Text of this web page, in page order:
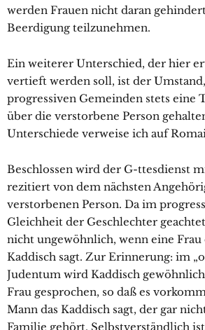
werden Frauen nicht daran
Beerdigung teilzunehmen.
Ein weiterer Unterschied, der hier
vertieft werden soll, ist der
progressiven Gemeinden stets eine
über die verstorbene Person
Unterschiede verweise ich auf
Beschlossen wird der G-ttesdienst
rezitiert von dem nächsten
verstorbenen Person. Da im
Gleichheit der Geschlechter
nicht ungewöhnlich, wenn eine
Kaddisch sagt. Zur Erinnerung: im
Judentum wird Kaddisch
Frau gesprochen, so daß es
Mann das Kaddisch sagt, der gar
Familie gehört. Selbstverständlich